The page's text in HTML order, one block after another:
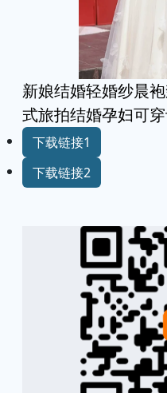
新娘结婚轻婚纱晨
式旅拍结婚孕妇可
下载链接1
下载链接2